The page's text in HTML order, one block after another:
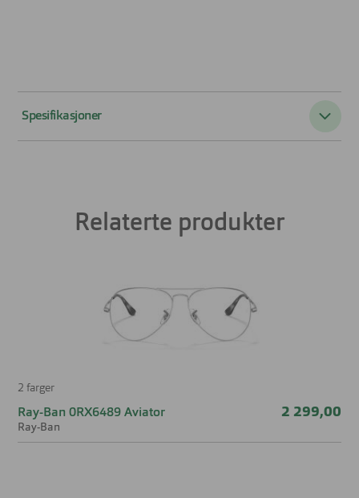
Spesifikasjoner
Brillens bredde
Bredde glass 56 mm
Høyde glass 48 mm
Relaterte produkter
2 farger
Ray-Ban 0RX6489 Aviator
Ray-Ban
2 299,00